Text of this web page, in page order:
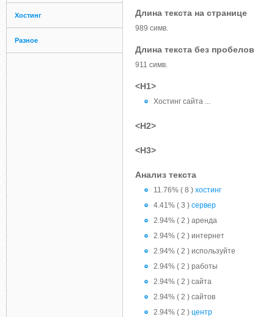
Хостинг
Разное
Длина текста на странице
989 симв.
Длина текста без пробелов
911 симв.
<H1>
Хостинг сайта ...
<H2>
<H3>
Анализ текста
11.76% ( 8 ) хостинг
4.41% ( 3 ) сервер
2.94% ( 2 ) аренда
2.94% ( 2 ) интернет
2.94% ( 2 ) используйте
2.94% ( 2 ) работы
2.94% ( 2 ) сайта
2.94% ( 2 ) сайтов
2.94% ( 2 ) центр